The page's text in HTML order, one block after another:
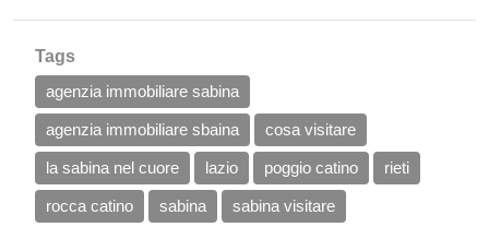
Tags
agenzia immobiliare sabina
agenzia immobiliare sbaina cosa visitare
la sabina nel cuore lazio poggio catino rieti
rocca catino sabina sabina visitare